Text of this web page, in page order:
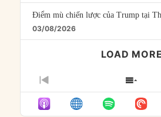
Điểm mù chiến lược của Trump tại
03/08/2026
LOAD MORE
PREVIOUS
EPISODE
LIST